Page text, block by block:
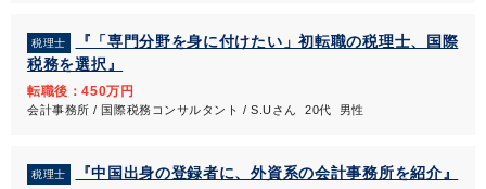
税理士
『「専門分野を身に付けたい」初転職の税理士、国際
税務を選択』
転職後：450万円
会計事務所 / 国際税務コンサルタント / S.Uさん 20代 男性
税理士 『中国出身の登録者に、外資系の会計事務所を紹介』